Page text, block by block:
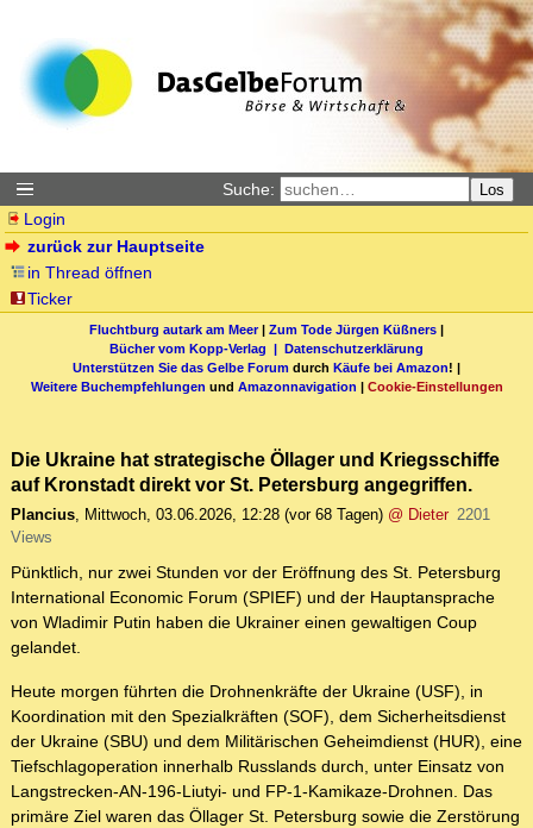
Suche: Los
Login
zurück zur Hauptseite
in Thread öffnen
Ticker
Fluchtburg autark am Meer| Zum Tode Jürgen Küßners |
Bücher vom Kopp-Verlag | Datenschutzerklärung
Unterstützen Sie das Gelbe Forum durch Käufe bei Amazon! |
Weitere Buchempfehlungen und Amazonnavigation | Cookie-Einstellungen
Die Ukraine hat strategische Öllager und Kriegsschiffe
auf Kronstadt direkt vor St. Petersburg angegriffen.
Plancius, Mittwoch, 03.06.2026, 12:28 (vor 68 Tagen) @ Dieter 2201
Views
Pünktlich, nur zwei Stunden vor der Eröffnung des St. Petersburg
International Economic Forum (SPIEF) und der Hauptansprache
von Wladimir Putin haben die Ukrainer einen gewaltigen Coup
gelandet.
Heute morgen führten die Drohnenkräfte der Ukraine (USF), in
Koordination mit den Spezialkräften (SOF), dem Sicherheitsdienst
der Ukraine (SBU) und dem Militärischen Geheimdienst (HUR), eine
Tiefschlagoperation innerhalb Russlands durch, unter Einsatz von
Langstrecken-AN-196-Liutyi- und FP-1-Kamikaze-Drohnen. Das
primäre Ziel waren das Öllager St. Petersburg sowie die Zerstörung